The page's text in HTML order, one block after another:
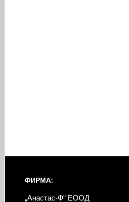
ФИРМА:
„Анастас-Ф” ЕООД